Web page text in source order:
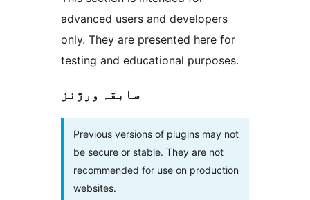
advanced users and developers
only. They are presented here for
testing and educational purposes.
سابقہ ورژنز
Previous versions of plugins may not
be secure or stable. They are not
recommended for use on production
websites.